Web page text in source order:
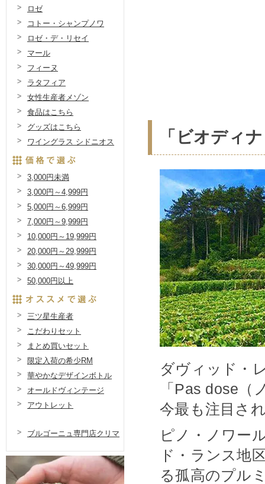
「ビオディ
ダヴィッド・
「Pas dose
今最も注目さ
ピノ・ノワー
ド・ランス地
る孤高のプル
ロゼ
コトー・シャンプノワ
ロゼ・デ・リセイ
マール
フィーヌ
ラタフィア
女性生産者メゾン
食品はこちら
グッズはこちら
ワイングラス シドニオス
3,000円未満
3,000円～4,999円
5,000円～6,999円
7,000円～9,999円
10,000円～19,999円
20,000円～29,999円
30,000円～49,999円
50,000円以上
三ツ星生産者
こだわりセット
まとめ買いセット
限定入荷の希少RM
華やかなデザインボトル
オールドヴィンテージ
アウトレット
ブルゴーニュ専門店クリマ